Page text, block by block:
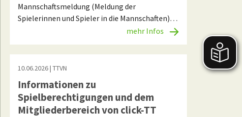
Mannschaftsmeldung (Meldung der
Spielerinnen und Spieler in die Mannschaften)…
mehr Infos
10.06.2026| TTVN
Informationen zu
Spielberechtigungen und dem
Mitgliederbereich von click-TT